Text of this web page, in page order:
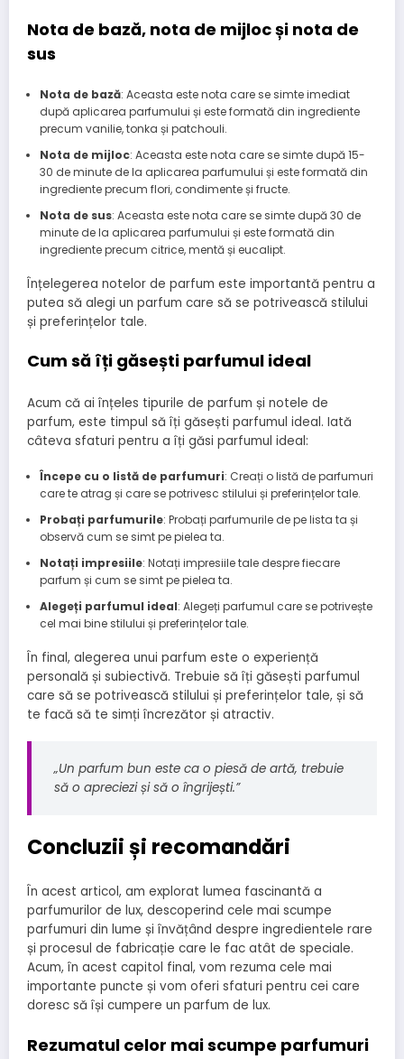
Nota de bază, nota de mijloc și nota de
sus
Nota de bază: Aceasta este nota care se simte imediat
după aplicarea parfumului și este formată din ingrediente
precum vanilie, tonka și patchouli.
Nota de mijloc: Aceasta este nota care se simte după 15-
30 de minute de la aplicarea parfumului și este formată din
ingrediente precum flori, condimente și fructe.
Nota de sus: Aceasta este nota care se simte după 30 de
minute de la aplicarea parfumului și este formată din
ingrediente precum citrice, mentă și eucalipt.
Înțelegerea notelor de parfum este importantă pentru a
putea să alegi un parfum care să se potrivească stilului
și preferințelor tale.
Cum să îți găsești parfumul ideal
Acum că ai înțeles tipurile de parfum și notele de
parfum, este timpul să îți găsești parfumul ideal. Iată
câteva sfaturi pentru a îți găsi parfumul ideal:
Începe cu o listă de parfumuri: Creați o listă de parfumuri
care te atrag și care se potrivesc stilului și preferințelor tale.
Probați parfumurile: Probați parfumurile de pe lista ta și
observă cum se simt pe pielea ta.
Notați impresiile: Notați impresiile tale despre fiecare
parfum și cum se simt pe pielea ta.
Alegeți parfumul ideal: Alegeți parfumul care se potrivește
cel mai bine stilului și preferințelor tale.
În final, alegerea unui parfum este o experiență
personală și subiectivă. Trebuie să îți găsești parfumul
care să se potrivească stilului și preferințelor tale, și să
te facă să te simți încrezător și atractiv.
„Un parfum bun este ca o piesă de artă, trebuie
să o apreciezi și să o îngrijești.”
Concluzii și recomandări
În acest articol, am explorat lumea fascinantă a
parfumurilor de lux, descoperind cele mai scumpe
parfumuri din lume și învățând despre ingredientele rare
și procesul de fabricație care le fac atât de speciale.
Acum, în acest capitol final, vom rezuma cele mai
importante puncte și vom oferi sfaturi pentru cei care
doresc să își cumpere un parfum de lux.
Rezumatul celor mai scumpe parfumuri